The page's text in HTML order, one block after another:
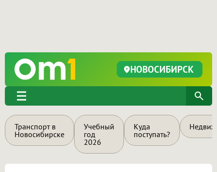
НОВОСИБИРСК
Транспорт в
Новосибирске
Учебный
год
2026
Куда
поступать?